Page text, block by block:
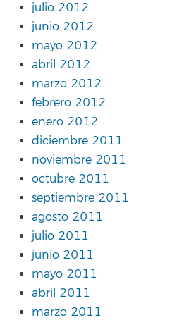
julio 2012
junio 2012
mayo 2012
abril 2012
marzo 2012
febrero 2012
enero 2012
diciembre 2011
noviembre 2011
octubre 2011
septiembre 2011
agosto 2011
julio 2011
junio 2011
mayo 2011
abril 2011
marzo 2011